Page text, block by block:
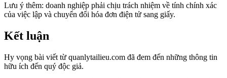
Lưu ý thêm: doanh nghiệp phải chịu trách nhiệm về tính chính xác
của việc lập và chuyển đổi hóa đơn điện tử sang giấy.
Kết luận
Hy vọng bài viết từ quanlytailieu.com đã đem đến những thông tin
hữu ích đến quý độc giả.